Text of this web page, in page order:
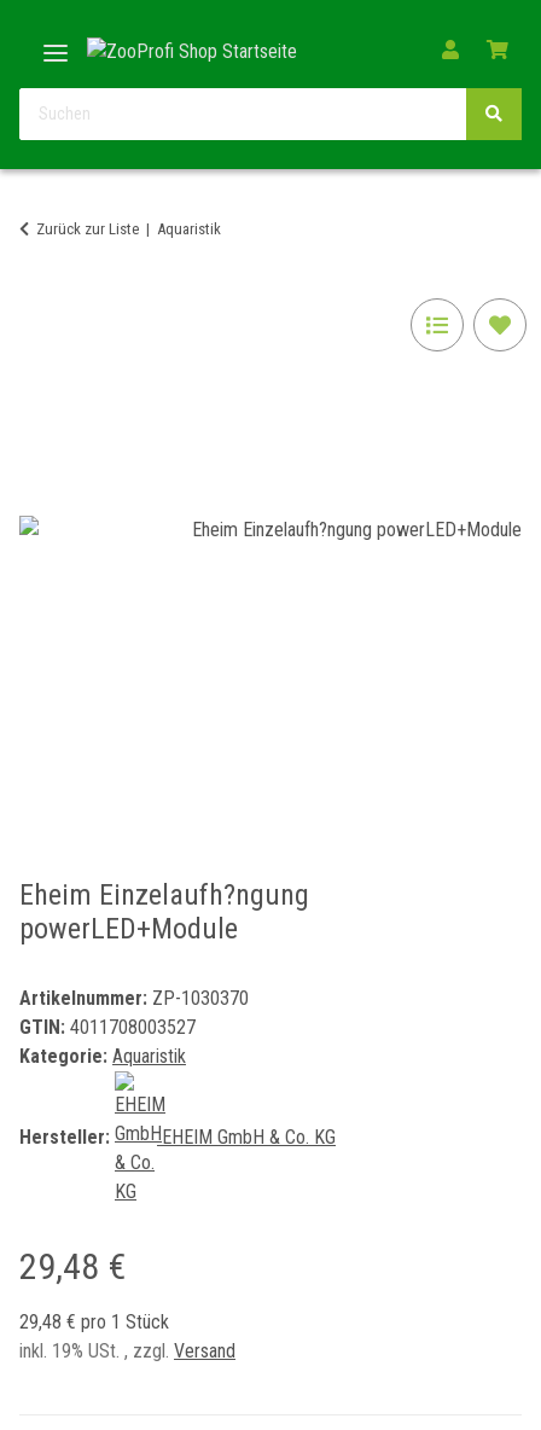
Zurück zur Liste Aquaristik
Eheim Einzelaufh?ngung
powerLED+Module
Artikelnummer: ZP-1030370
GTIN: 4011708003527
Kategorie: Aquaristik
Hersteller: EHEIM GmbH & Co. KG
29,48 €
29,48 € pro 1 Stück
inkl. 19% USt. , zzgl. Versand